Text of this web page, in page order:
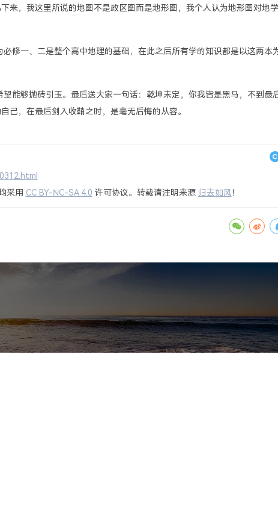
来，我这里所说的地图不是政区图而是地形图，我个人认为地形图对地
修一、二是整个高中地理的基础，在此之后所有学的知识都是以这两本
望能够抛砖引玉。最后送大家一句话：乾坤未定，你我皆是黑马，不到最
己，在最后剑入收鞘之时，是毫无后悔的从容。
采用 CC BY-NC-SA 4.0 许可协议。转载请注明来源 归去如风！